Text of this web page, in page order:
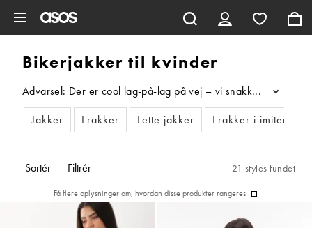
Bikerjakker til kvinder
Advarsel: Der er cool lag-på-lag på vej – vi snakker
...
Jakker
Frakker Lette jakker Frakker i imiteret
Sortér Filtrér 21 styles fundet
Få flere oplysninger om, hvordan disse produkter rangeres